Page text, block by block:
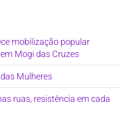
mobilização popular
Mogi das Cruzes
Mulheres
ruas, resistência em cada